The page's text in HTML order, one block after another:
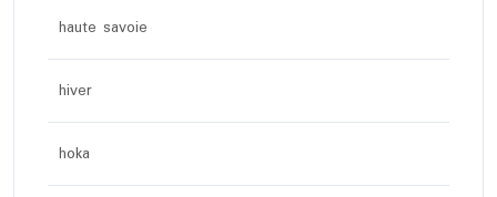
haute savoie
hiver
hoka